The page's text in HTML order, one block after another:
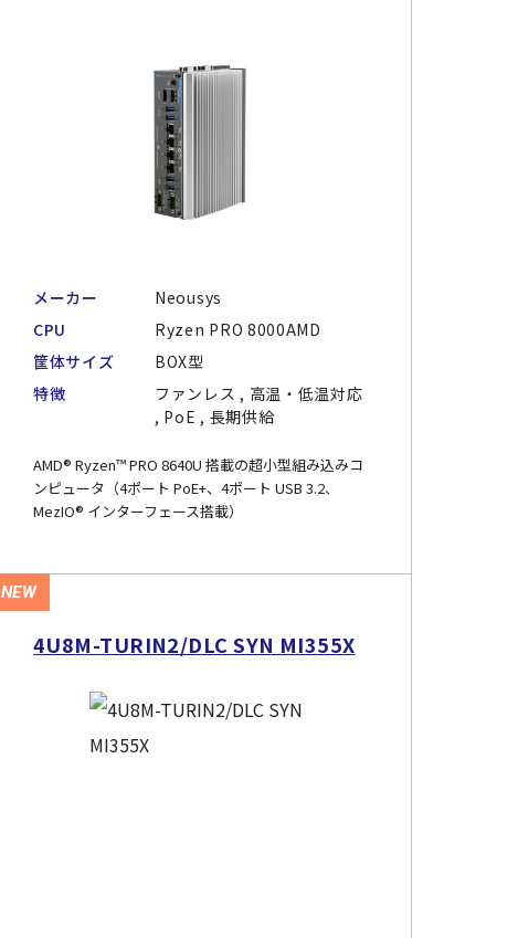
メーカー
Neousys
CPU
Ryzen PRO 8000AMD
筐体サイズ
BOX型
特徴
ファンレス , 高温・低温対応
, PoE , 長期供給
AMD® Ryzen™ PRO 8640U 搭載の超小型組み込みコ
ンピュータ（4ポート PoE+、4ポート USB 3.2、
MezIO® インターフェース搭載）
NEW
4U8M-TURIN2/DLC SYN MI355X